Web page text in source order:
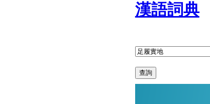
漢語詞典
查詢